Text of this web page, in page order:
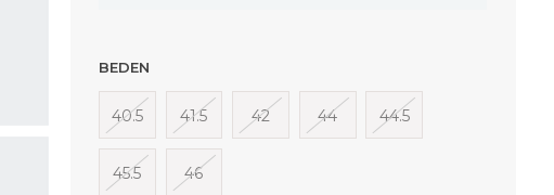
BEDEN
40.5 41.5 42 44 44.5
45.5 46